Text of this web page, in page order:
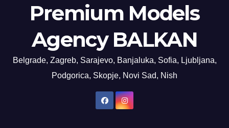
Premium Models
Agency BALKAN
Belgrade, Zagreb, Sarajevo, Banjaluka, Sofia, Ljubljana,
Podgorica, Skopje, Novi Sad, Nish